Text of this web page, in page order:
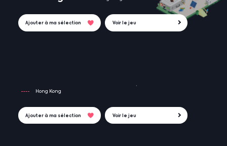
Ajouter à ma sélection Voir le jeu
Hong Kong
Ajouter à ma sélection Voir le jeu